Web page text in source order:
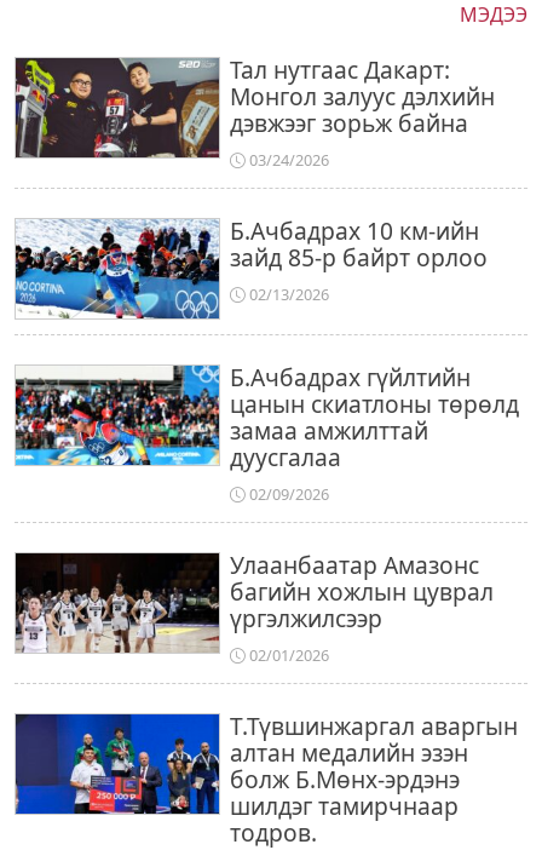
МЭДЭЭ
Тал нутгаас Дакарт:
Монгол залуус дэлхийн
дэвжээг зорьж байна
03/24/2026
Б.Ачбадрах 10 км-ийн
зайд 85-р байрт орлоо
02/13/2026
Б.Ачбадрах гүйлтийн
цанын скиатлоны төрөлд
замаа амжилттай
дуусгалаа
02/09/2026
Улаанбаатар Амазонс
багийн хожлын цуврал
үргэлжилсээр
02/01/2026
Т.Түвшинжаргал аваргын
алтан медалийн эзэн
болж Б.Мөнх-эрдэнэ
шилдэг тамирчнаар
тодров.